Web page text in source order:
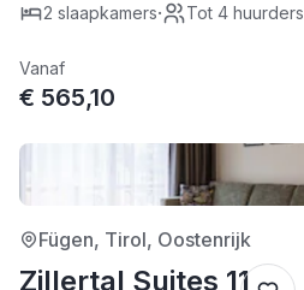
2 slaapkamers· Tot 4 huurders
Vanaf
€ 565,10
Fügen, Tirol, Oostenrijk
Zillertal Suites 11